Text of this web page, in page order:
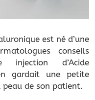
est né d’une
conseils
injection d’Acide
gardait une petite
de son patient.